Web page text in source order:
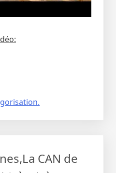
CAN de